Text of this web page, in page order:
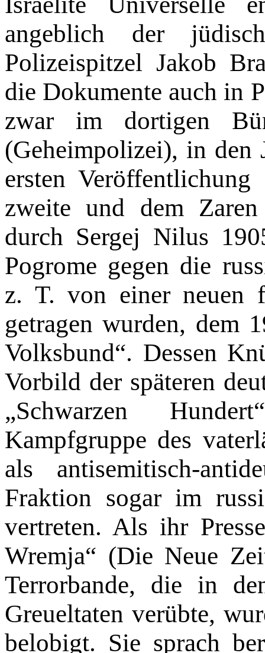
angeblich der
Polizeispitzel Jakob
die Dokumente auch in
zwar im dortigen
(Geheimpolizei), in den
ersten
zweite und dem
durch Sergej Nilus
Pogrome gegen die
z. T. von einer neuen
getragen wurden, dem
Volks­bund“. Dessen
Vorbild der späteren
„Schwarzen
Kampfgruppe des
als antisemitisch-
Fraktion sogar im
ver­treten. Als ihr
Wremja“ (Die Neue
Terrorbande, die in
Greueltaten verübte,
belobigt. Sie sprach